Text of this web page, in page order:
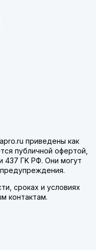
приведены как
публичной офертой,
437 ГK РФ. Они могут
сроках и условиях
контактам.